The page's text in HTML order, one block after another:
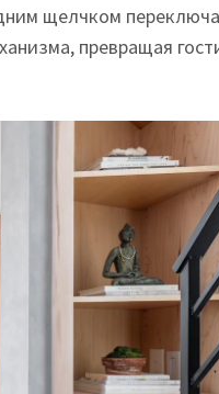
щелчком
превращая